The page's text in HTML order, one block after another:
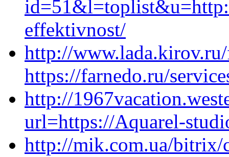
effektivnost/
http://
https://farnedo.ru/
http://
url=https://Aquarel-
http://mik.com.ua/bitrix/